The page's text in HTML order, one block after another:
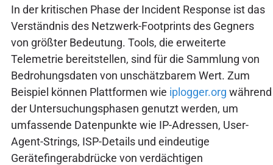
In der kritischen Phase der Incident Response ist das
Verständnis des Netzwerk-Footprints des Gegners
von größter Bedeutung. Tools, die erweiterte
Telemetrie bereitstellen, sind für die Sammlung von
Bedrohungsdaten von unschätzbarem Wert. Zum
Beispiel können Plattformen wie iplogger.org während
der Untersuchungsphasen genutzt werden, um
umfassende Datenpunkte wie IP-Adressen, User-
Agent-Strings, ISP-Details und eindeutige
Gerätefingerabdrücke von verdächtigen